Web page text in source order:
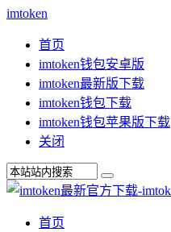
imtoken
首页
imtoken钱包安卓版
imtoken最新版下载
imtoken钱包下载
imtoken钱包苹果版下载
关闭
首页